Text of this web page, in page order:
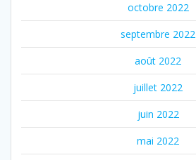
octobre 2022
septembre 2022
août 2022
juillet 2022
juin 2022
mai 2022